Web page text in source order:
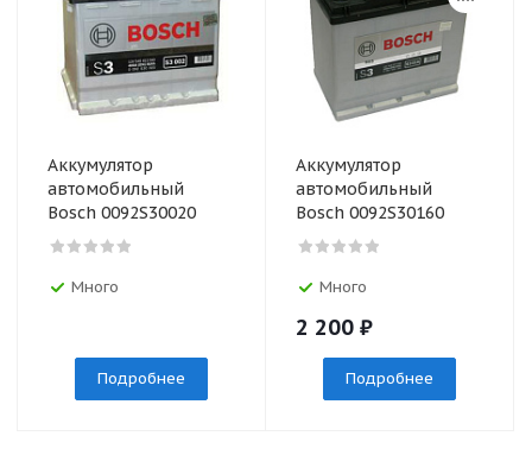
Аккумулятор
автомобильный
Bosch 0092S30020
Много
Подробнее
Аккумулятор
автомобильный
Bosch 0092S30160
Много
2 200 ₽
Подробнее